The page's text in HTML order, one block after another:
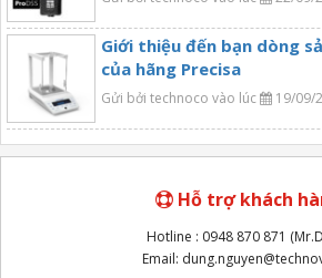
Giới thiệu đến bạn dòng
của hãng Precisa
Gửi bởi technoco vào lúc 19/09/
Hỗ trợ khách
Hotline : 0948 870 871
Email: